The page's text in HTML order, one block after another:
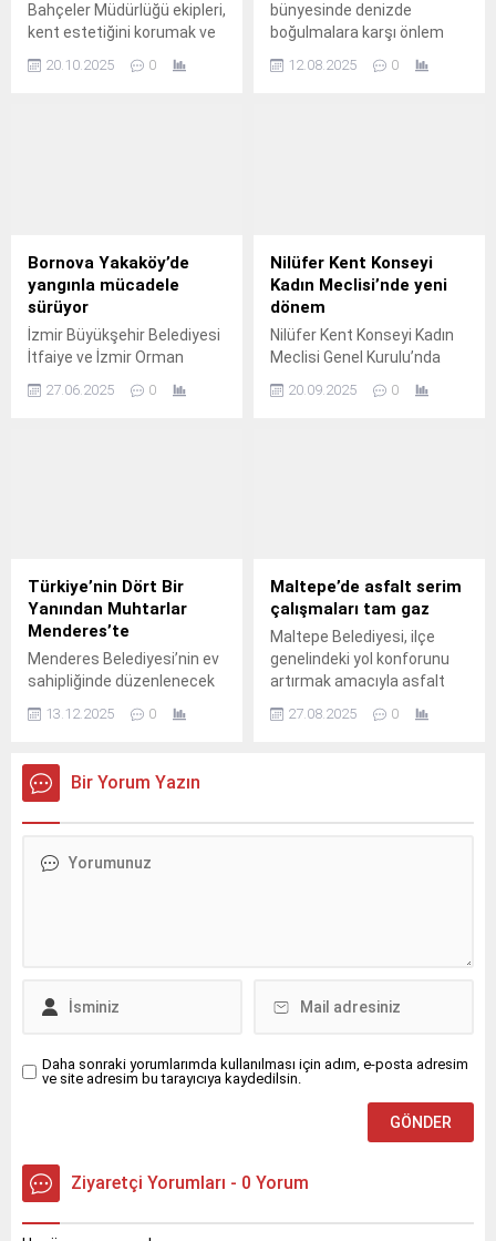
Bahçeler Müdürlüğü ekipleri,
kent estetiğini korumak ve
sağlamak amacıyla ağaç
20.10.2025 0
bünyesinde denizde
boğulmalara karşı önlem
Kocaeli Su Kazalarını
tutunmasını sağladı.
12.08.2025 0
Bornova Yakaköy’de
yangınla mücadele
sürüyor
İzmir Büyükşehir Belediyesi
İtfaiye ve İzmir Orman
Bornova Yakaköy
27.06.2025 0
Nilüfer Kent Konseyi
Kadın Meclisi’nde yeni
dönem
Nilüfer Kent Konseyi Kadın
Meclisi Genel Kurulu’nda
seçildi.
20.09.2025 0
Türkiye’nin Dört Bir
Yanından Muhtarlar
Menderes’te
Menderes Belediyesi’nin ev
sahipliğinde düzenlenecek
Federasyonu Çalıştayı
muhtarları bir araya
getirecek.
13.12.2025 0
Maltepe’de asfalt serim
çalışmaları tam gaz
Maltepe Belediyesi, ilçe
genelindeki yol konforunu
artırmak amacıyla asfalt
devam ediyor.
27.08.2025 0
Bir Yorum Yazın
Daha sonraki yorumlarımda kullanılması için adım, e-posta adresim
ve site adresim bu tarayıcıya kaydedilsin.
Ziyaretçi Yorumları - 0 Yorum